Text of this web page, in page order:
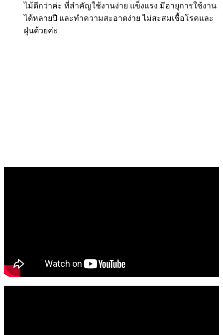
ไม้ดีกว่าค่ะ ที่สำคัญใช้งานง่าย แข็งแรง มีอายุการใช้งาน
ได้หลายปี และทำความสะอาดง่าย ไม่สะสมเชื้อโรคและ
ฝุ่นด้วยค่ะ